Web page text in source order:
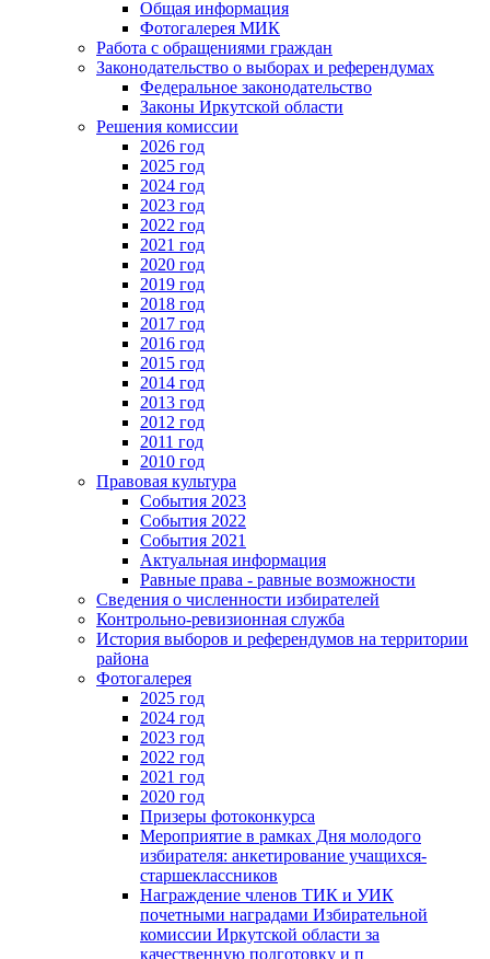
Общая информация
Фотогалерея МИК
Работа с обращениями граждан
Законодательство о выборах и референдумах
Федеральное законодательство
Законы Иркутской области
Решения комиссии
2026 год
2025 год
2024 год
2023 год
2022 год
2021 год
2020 год
2019 год
2018 год
2017 год
2016 год
2015 год
2014 год
2013 год
2012 год
2011 год
2010 год
Правовая культура
События 2023
События 2022
События 2021
Актуальная информация
Равные права - равные возможности
Сведения о численности избирателей
Контрольно-ревизионная служба
История выборов и референдумов на территории
района
Фотогалерея
2025 год
2024 год
2023 год
2022 год
2021 год
2020 год
Призеры фотоконкурса
Мероприятие в рамках Дня молодого
избирателя: анкетирование учащихся-
старшеклассников
Награждение членов ТИК и УИК
почетными наградами Избирательной
комиссии Иркутской области за
качественную подготовку и п